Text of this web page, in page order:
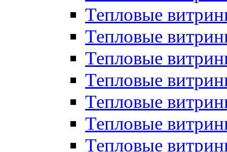
Тепловые
Тепловые
Тепловые
Тепловые
Тепловые
Тепловые
Тепловые